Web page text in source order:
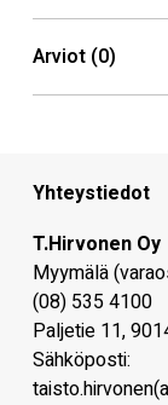
Arviot (0)
Yhteystiedot
T.Hirvonen Oy
Myymälä
(08) 535 4100
Paljetie 11,
Sähköposti: